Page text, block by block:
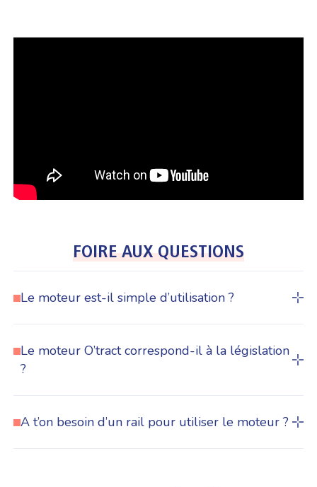
FOIRE AUX QUESTIONS
Le moteur est-il simple d’utilisation ?
Le moteur O’tract correspond-il à la législation
?
A t’on besoin d’un rail pour utiliser le moteur ?